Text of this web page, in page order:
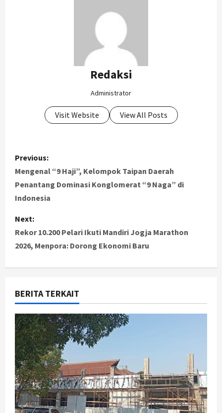
Redaksi
Administrator
Visit Website View All Posts
P
o
s
t
n
i
g
a
t
i
o
Previous:
Mengenal “9 Haji”, Kelompok Taipan Daerah
Penantang Dominasi Konglomerat “9 Naga” di
Indonesia
Next:
Rekor 10.200 Pelari Ikuti Mandiri Jogja Marathon
2026, Menpora: Dorong Ekonomi Baru
BERITA TERKAIT